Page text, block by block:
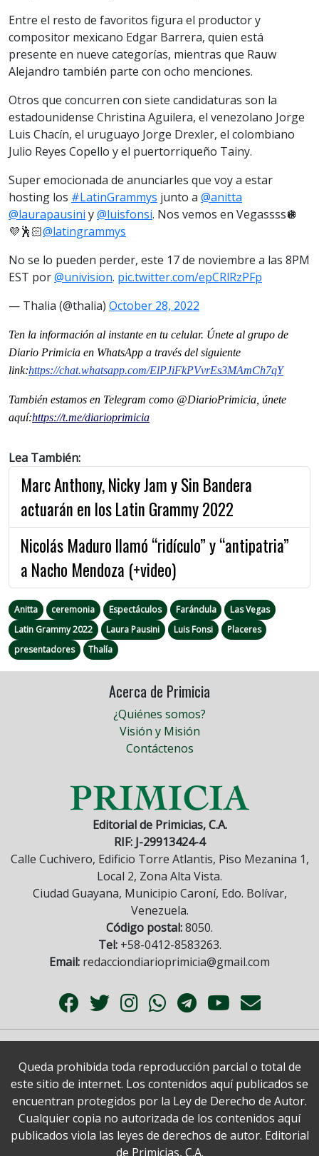
Entre el resto de favoritos figura el productor y
compositor mexicano Edgar Barrera, quien está
presente en nueve categorías, mientras que Rauw
Alejandro también parte con ocho menciones.
Otros que concurren con siete candidaturas son la
estadounidense Christina Aguilera, el venezolano Jorge
Luis Chacín, el uruguayo Jorge Drexler, el colombiano
Julio Reyes Copello y el puertorriqueño Tainy.
Super emocionada de anunciarles que voy a estar
hosting los #LatinGrammys junto a @anitta
@laurapausini y@luisfonsi. Nos vemos en Vegassss🪩
💜🕺🏻@latingrammys
No se lo pueden perder, este 17 de noviembre a las 8PM
EST por@univision. pic.twitter.com/epCRlRzPFp
— Thalia (@thalia) October 28, 2022
Ten la información al instante en tu celular. Únete al grupo de
Diario Primicia en WhatsApp a través del siguiente
link:https://chat.whatsapp.com/ElPJiFkPVvrEs3MAmCh7qY
También estamos en Telegram como @DiarioPrimicia, únete
aquí:https://t.me/diarioprimicia
Lea También:
Marc Anthony, Nicky Jam y Sin Bandera
actuarán en los Latin Grammy 2022
Nicolás Maduro llamó “ridículo” y “antipatria”
a Nacho Mendoza (+video)
Anitta ceremonia Espectáculos Farándula
Las Vegas
Latin Grammy 2022
Laura Pausini Luis Fonsi
Placeres
presentadores
Thalía
Acerca de Primicia
¿Quiénes somos?
Visión y Misión
Contáctenos
Editorial de Primicias, C.A.
RIF: J-29913424-4
Calle Cuchivero, Edificio Torre Atlantis, Piso Mezanina 1,
Local 2, Zona Alta Vista.
Ciudad Guayana, Municipio Caroní, Edo. Bolívar,
Venezuela.
Código postal:8050.
Tel:+58-0412-8583263.
Email: redacciondiarioprimicia@gmail.com
Queda prohibida toda reproducción parcial o total de
este sitio de internet. Los contenidos aquí publicados se
encuentran protegidos por la Ley de Derecho de Autor.
Cualquier copia no autorizada de los contenidos aquí
publicados viola las leyes de derechos de autor. Editorial
de Primicias, C.A.